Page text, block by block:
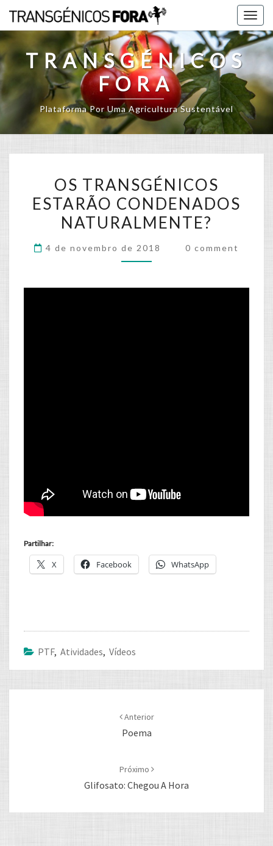
Skip
content
TRANSGÉNICOS
FORA
Plataforma Por Uma Agricultura Sustentável
TRANSGÉNICOS
ESTARÃO
CONDENADOS
OS TRANSGÉNICOS
ESTARÃO CONDENADOS
NATURALMENTE?
4 de novembro de 2018 Comments
0 comment
Partilhar:
X Facebook WhatsApp
PTF, Atividades, Vídeos
Anterior
Poema
Próximo
Glifosato: Chegou A Hora